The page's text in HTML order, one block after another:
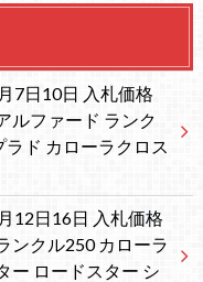
7日10日 入札価格
ルファード ランク
ド カローラクロス
12日16日 入札価格
ンクル250 カローラ
ー ロードスター シ